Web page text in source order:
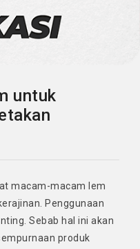
untuk
macam-macam lem
Penggunaan
Sebab hal ini akan
produk